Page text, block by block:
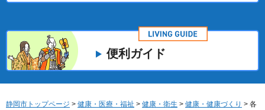
便利ガイド
静岡市トップページ > 健康・医療・福祉 > 健康・衛生 > 健康・健康づくり > 各